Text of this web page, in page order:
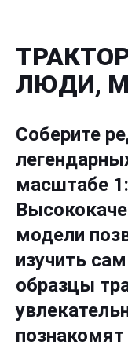
ЛЮДИ,
Соберите
масштабе
модели
изучить
образцы